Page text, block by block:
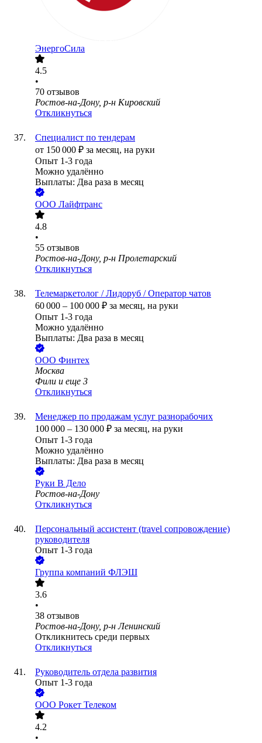
ЭнергоСила
4.5
•
70 отзывов
Ростов-на-Дону, р-н Кировский
Откликнуться
Специалист по тендерам
от 150 000 ₽ за месяц, на руки
Опыт 1-3 года
Можно удалённо
Выплаты: Два раза в месяц
ООО Лайфтранс
4.8
•
55 отзывов
Ростов-на-Дону, р-н Пролетарский
Откликнуться
Телемаркетолог / Лидоруб / Оператор чатов
60 000 – 100 000 ₽ за месяц, на руки
Опыт 1-3 года
Можно удалённо
Выплаты: Два раза в месяц
ООО Финтех
Москва
Фили и еще 3
Откликнуться
Менеджер по продажам услуг разнорабочих
100 000 – 130 000 ₽ за месяц, на руки
Опыт 1-3 года
Можно удалённо
Выплаты: Два раза в месяц
Руки В Дело
Ростов-на-Дону
Откликнуться
Персональный ассистент (trаvel сопровождение)
руководителя
Опыт 1-3 года
Группа компаний ФЛЭШ
3.6
•
38 отзывов
Ростов-на-Дону, р-н Ленинский
Откликнитесь среди первых
Откликнуться
Руководитель отдела развития
Опыт 1-3 года
ООО Рокет Телеком
4.2
•